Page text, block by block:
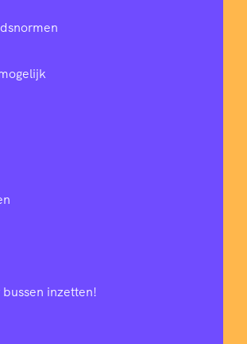
inzetten!